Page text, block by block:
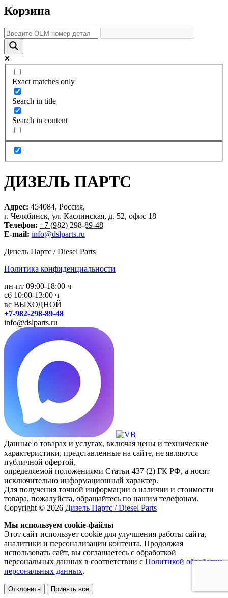
Корзина
Exact matches only
Search in title
Search in content
ДИЗЕЛЬ ПАРТС
Адрес: 454084, Россия,
г. Челябинск, ул. Каслинская, д. 52, офис 18
Телефон: +7 (982) 298-89-48
E-mail: info@dslparts.ru
Дизель Партс / Diesel Parts
Политика конфиденциальности
пн-пт 09:00-18:00 ч
сб 10:00-13:00 ч
вс ВЫХОДНОЙ
+7-982-298-89-48
info@dslparts.ru
Данные о товарах и услугах, включая цены и технические
характеристики, представленные на сайте, не являются
публичной офертой,
определяемой положениями Статьи 437 (2) ГК РФ, а носят
исключительно информационный характер.
Для получения точной информации о наличии и стоимости
товара, пожалуйста, обращайтесь по нашим телефонам.
Copyright © 2026 Дизель Партс / Diesel Parts
Мы используем cookie-файлы
Этот сайт использует cookie для улучшения работы сайта,
аналитики и персонализации контента. Продолжая
использовать сайт, вы соглашаетесь с обработкой
персональных данных в соответствии с Политикой обработки
персональных данных.
Отклонить Принять все